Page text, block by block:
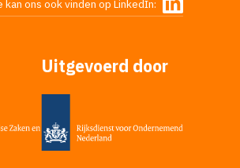
kan ons ook vinden op LinkedIn:
Uitgevoerd door